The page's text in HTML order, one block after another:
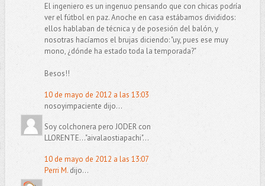
El ingeniero es un ingenuo pensando que con chicas podría
ver el fútbol en paz. Anoche en casa estábamos divididos:
ellos hablaban de técnica y de posesión del balón, y
nosotras hacíamos el brujas diciendo: "uy, pues ese muy
mono, ¿dónde ha estado toda la temporada?"
Besos!!
10 de mayo de 2012 a las 13:03
nosoyimpaciente dijo...
Soy colchonera pero JODER con
LLORENTE..."aivalaostiapachi"...
10 de mayo de 2012 a las 13:07
Perri M.dijo...